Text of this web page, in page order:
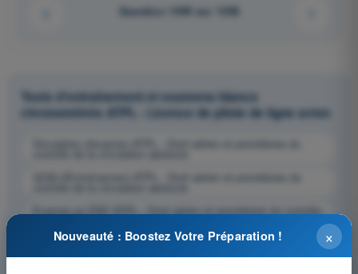
Question 1049 sur 1358
Tests d'entraînement et examens blancs
chronométrés ATPL - Licence de pilote de ligne avion
Simulation d'examen ATPL - Droit aérien et procédures du
QCM d'Entraînement ATPL - Droit aérien et procédures du
Examen en PDF ATPL - Droit aérien et procédures du contrôle
×
Nouveauté : Boostez Votre Préparation !